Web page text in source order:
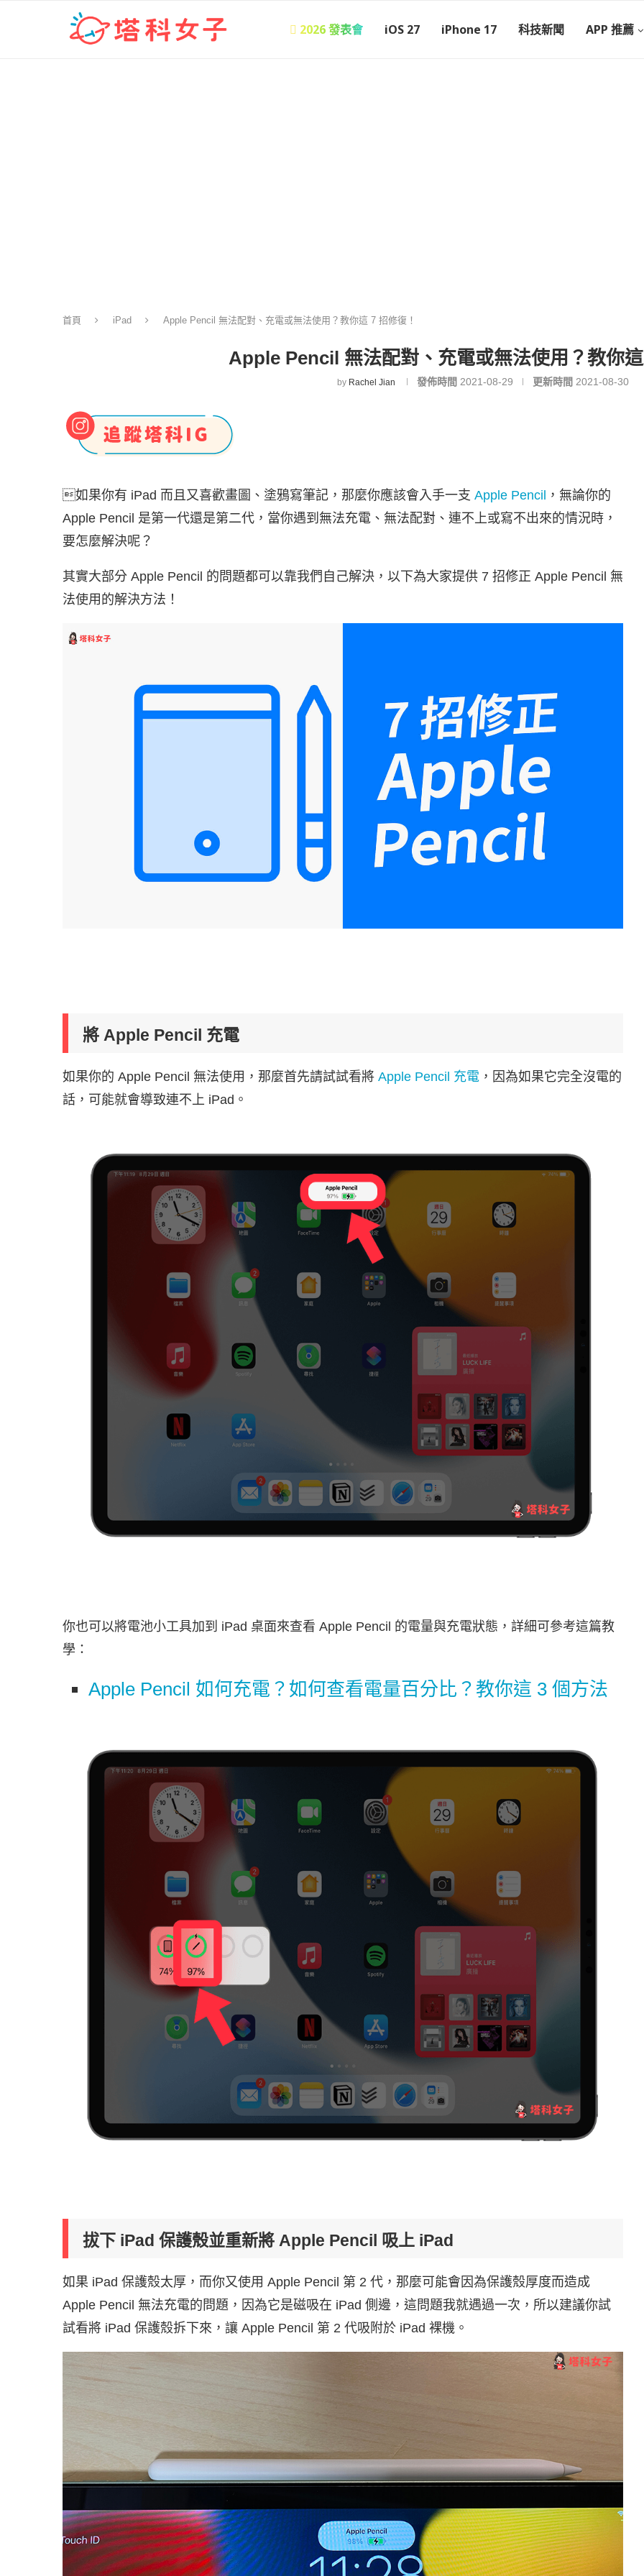
 2026 發表會 iOS 27 iPhone 17 科技新聞 APP 推薦
首頁 iPad Apple Pencil 無法配對、充電或無法使用？教你這 7 招修復！
Apple Pencil 無法配對、充電或無法使用？教你
by Rachel Jian 發佈時間 2021-08-29 更新時間 2021-08-30
如果你有 iPad 而且又喜歡畫圖、塗鴉寫筆記，那麼你應該會入手一支 Apple Pencil ，無論你的
Apple Pencil 是第一代還是第二代，當你遇到無法充電、無法配對、連不上或寫不出來的情況時，
要怎麼解決呢？
其實大部分 Apple Pencil 的問題都可以靠我們自己解決，以下為大家提供 7 招修正 Apple Pencil 無
法使用的解決方法！
將 Apple Pencil 充電
如果你的 Apple Pencil 無法使用，那麼首先請試試看將 Apple Pencil 充電 ，因為如果它完全沒電的
話，可能就會導致連不上 iPad。
你也可以將電池小工具加到 iPad 桌面來查看 Apple Pencil 的電量與充電狀態，詳細可參考這篇教
學：
Apple Pencil 如何充電？如何查看電量百分比？教你這 3 個方法
拔下 iPad 保護殼並重新將 Apple Pencil 吸上 iPad
如果 iPad 保護殼太厚，而你又使用 Apple Pencil 第 2 代，那麼可能會因為保護殼厚度而造成
Apple Pencil 無法充電的問題，因為它是磁吸在 iPad 側邊，這問題我就遇過一次，所以建議你試
試看將 iPad 保護殼拆下來，讓 Apple Pencil 第 2 代吸附於 iPad 裸機。